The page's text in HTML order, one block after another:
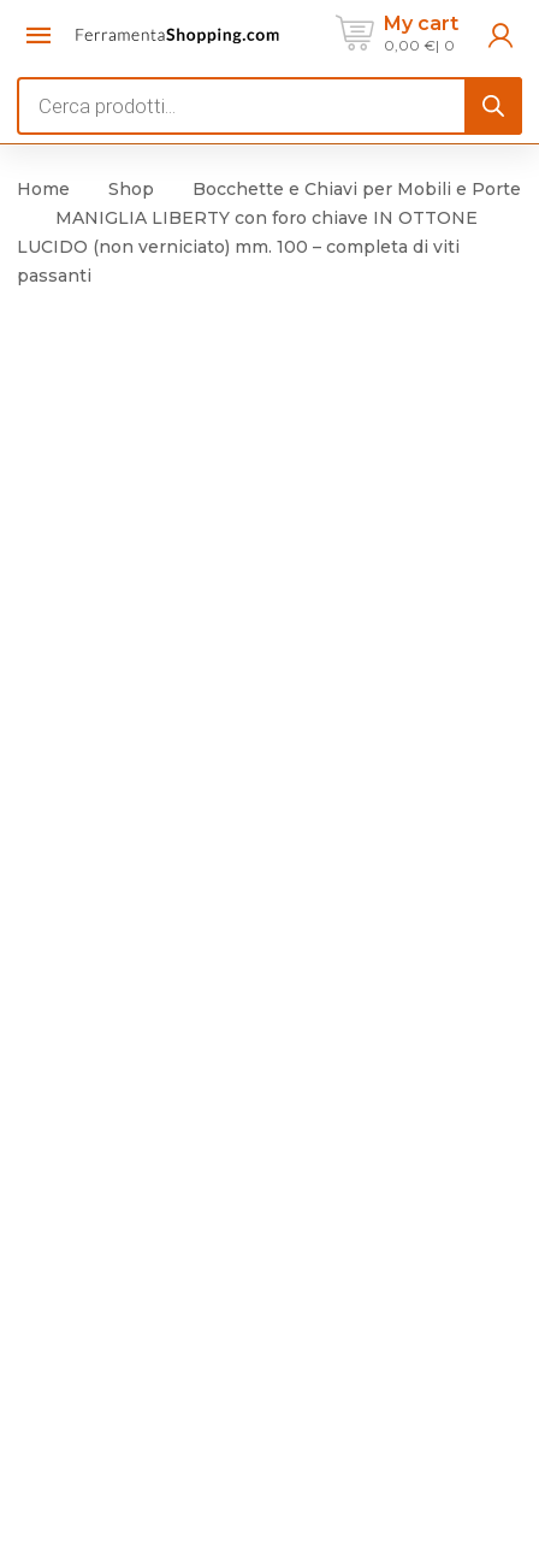
My cart
0,00 € 0
search
Home Shop
Bocchette e Chiavi per Mobili e Porte
MANIGLIA LIBERTY con foro chiave IN OTTONE
LUCIDO (non verniciato) mm. 100 – completa di viti
passanti